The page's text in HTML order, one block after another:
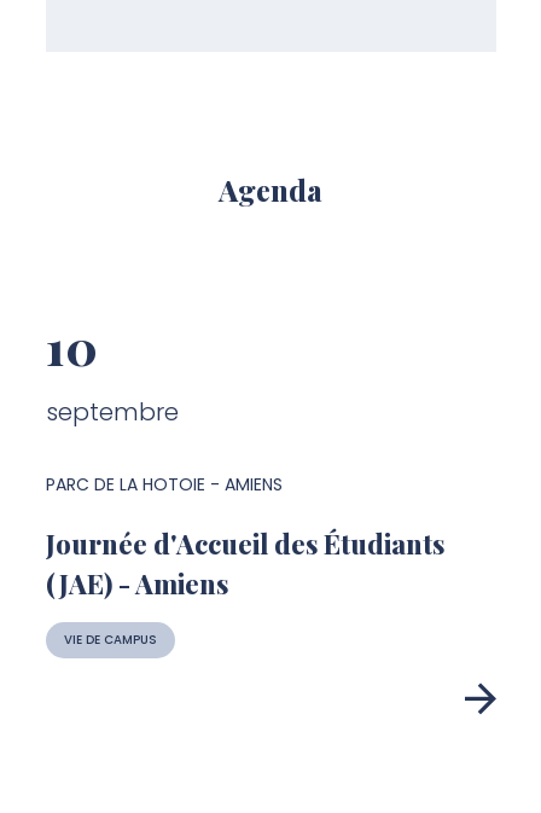
Agenda
10
septembre
Journée d'Accueil des Étudiants
(JAE) - Amiens
VIE DE CAMPUS
PARC DE LA HOTOIE - AMIENS